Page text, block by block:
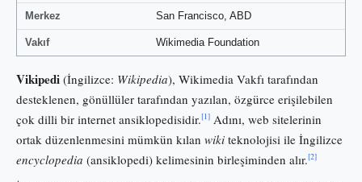
Merkez San Francisco, ABD
Vakıf Wikimedia Foundation
Vikipedi (İngilizce: Wikipedia), Wikimedia Vakfı tarafından
desteklenen, gönüllüler tarafından yazılan, özgürce erişilebilen
çok dilli bir internet ansiklopedisidir.[1] Adını, web sitelerinin
ortak düzenlenmesini mümkün kılan wiki teknolojisi ile İngilizce
encyclopedia (ansiklopedi) kelimesinin birleşiminden alır.[2]